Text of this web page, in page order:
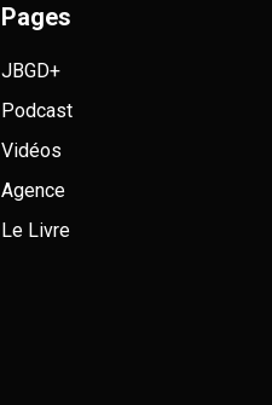
Pages
JBGD+
Podcast
Vidéos
Agence
Le Livre